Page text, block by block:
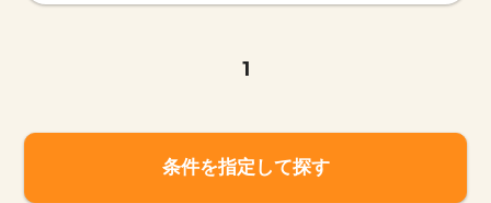
1
条件を指定して探す